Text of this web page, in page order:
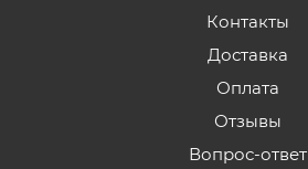
Контакты
Доставка
Оплата
Отзывы
Вопрос-ответ